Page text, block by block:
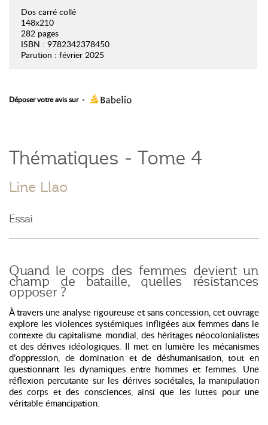
Dos carré collé
148x210
282 pages
ISBN : 9782342378450
Parution : février 2025
Déposer votre avis sur -
Thématiques - Tome 4
Line Llao
Essai
Quand le corps des femmes devient un
champ de bataille, quelles résistances
opposer ?
À travers une analyse rigoureuse et sans concession, cet ouvrage
explore les violences systémiques infligées aux femmes dans le
contexte du capitalisme mondial, des héritages néocolonialistes
et des dérives idéologiques. Il met en lumière les mécanismes
d’oppression, de domination et de déshumanisation, tout en
questionnant les dynamiques entre hommes et femmes. Une
réflexion percutante sur les dérives sociétales, la manipulation
des corps et des consciences, ainsi que les luttes pour une
véritable émancipation.